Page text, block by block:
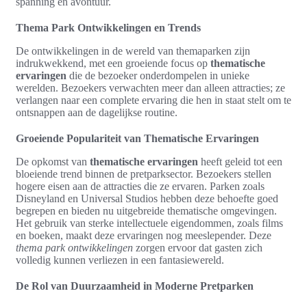
Thema Park Ontwikkelingen en Trends
De ontwikkelingen in de wereld van themaparken zijn
indrukwekkend, met een groeiende focus op thematische
ervaringen die de bezoeker onderdompelen in unieke
werelden. Bezoekers verwachten meer dan alleen attracties; ze
verlangen naar een complete ervaring die hen in staat stelt om te
ontsnappen aan de dagelijkse routine.
Groeiende Populariteit van Thematische Ervaringen
De opkomst van thematische ervaringen heeft geleid tot een
bloeiende trend binnen de pretparksector. Bezoekers stellen
hogere eisen aan de attracties die ze ervaren. Parken zoals
Disneyland en Universal Studios hebben deze behoefte goed
begrepen en bieden nu uitgebreide thematische omgevingen.
Het gebruik van sterke intellectuele eigendommen, zoals films
en boeken, maakt deze ervaringen nog meeslepender. Deze
thema park ontwikkelingen zorgen ervoor dat gasten zich
volledig kunnen verliezen in een fantasiewereld.
De Rol van Duurzaamheid in Moderne Pretparken